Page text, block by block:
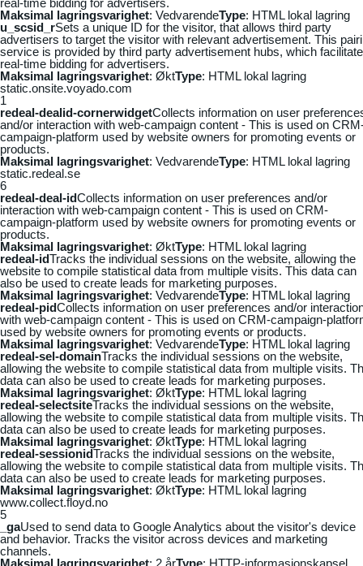
Maksimal lagringsvarighet: VedvarendeType: HTML lokal lagring
u_scsid_rSets a unique ID for the visitor, that allows third party
advertisers to target the visitor with relevant advertisement. This
service is provided by third party advertisement hubs, which
real-time bidding for advertisers.
Maksimal lagringsvarighet: ØktType: HTML lokal lagring
static.onsite.voyado.com
1
redeal-dealid-cornerwidgetCollects information on user
and/or interaction with web-campaign content - This is used on
campaign-platform used by website owners for promoting events or
products.
Maksimal lagringsvarighet: VedvarendeType: HTML lokal lagring
static.redeal.se
6
redeal-deal-idCollects information on user preferences and/or
interaction with web-campaign content - This is used on CRM-
campaign-platform used by website owners for promoting events or
products.
Maksimal lagringsvarighet: ØktType: HTML lokal lagring
redeal-idTracks the individual sessions on the website, allowing the
website to compile statistical data from multiple visits. This data can
also be used to create leads for marketing purposes.
Maksimal lagringsvarighet: VedvarendeType: HTML lokal lagring
redeal-pidCollects information on user preferences and/or
with web-campaign content - This is used on CRM-campaign-
used by website owners for promoting events or products.
Maksimal lagringsvarighet: VedvarendeType: HTML lokal lagring
redeal-sel-domainTracks the individual sessions on the website,
allowing the website to compile statistical data from multiple visits.
data can also be used to create leads for marketing purposes.
Maksimal lagringsvarighet: ØktType: HTML lokal lagring
redeal-selectsiteTracks the individual sessions on the website,
allowing the website to compile statistical data from multiple visits.
data can also be used to create leads for marketing purposes.
Maksimal lagringsvarighet: ØktType: HTML lokal lagring
redeal-sessionidTracks the individual sessions on the website,
allowing the website to compile statistical data from multiple visits.
data can also be used to create leads for marketing purposes.
Maksimal lagringsvarighet: ØktType: HTML lokal lagring
www.collect.floyd.no
5
_gaUsed to send data to Google Analytics about the visitor's device
and behavior. Tracks the visitor across devices and marketing
channels.
Maksimal lagringsvarighet: 2 årType: HTTP-informasjonskapsel